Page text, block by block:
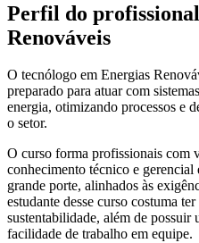
Perfil do
Renováveis
O tecnólogo em Energias
preparado para atuar com
energia, otimizando processos e
o setor.
O curso forma profissionais com
conhecimento técnico e
grande porte, alinhados às
estudante desse curso costuma
sustentabilidade, além de
facilidade de trabalho em equipe.